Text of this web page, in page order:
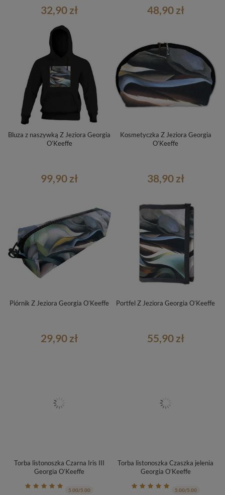
32,90 zł 48,90 zł
Bluza z naszywką Z Jeziora Georgia
O’Keeffe
99,90 zł
Kosmetyczka Z Jeziora Georgia
O’Keeffe
38,90 zł
Piórnik Z Jeziora Georgia O’Keeffe
29,90 zł
Portfel Z Jeziora Georgia O’Keeffe
55,90 zł
Torba listonoszka Czarna Iris III
Georgia O’Keeffe
5.00/5.00
Torba listonoszka Czaszka jelenia
Georgia O’Keeffe
5.00/5.00